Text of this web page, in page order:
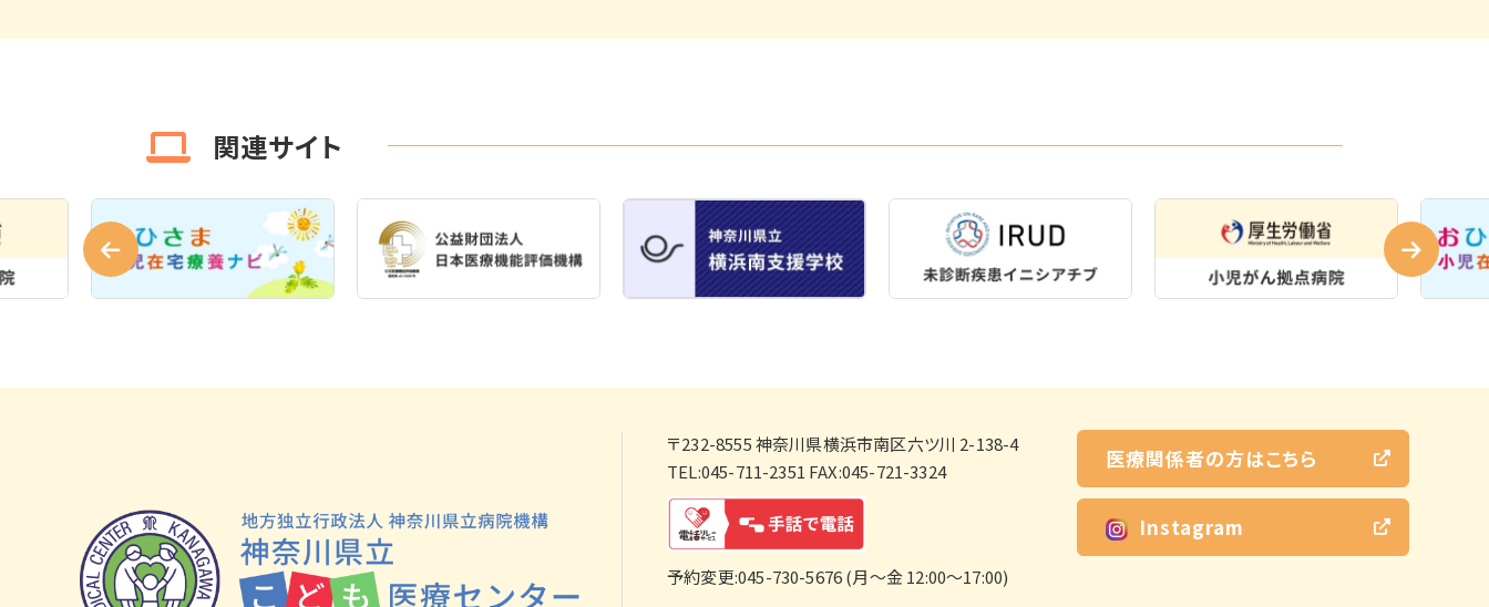
関連サイト
〒232-8555神奈川県横浜市南区六ツ川 2-138-4
TEL:045-711-2351 FAX:045-721-3324
予約変更:045-730-5676 (月～金 12:00～17:00)
医療関係者の方はこちら
Instagram